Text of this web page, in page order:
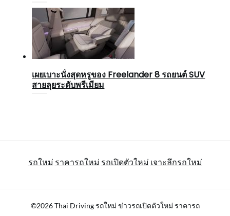
เผยเบาะนั่งสุดหรูของ Freelander 8 รถยนต์ SUV
สายลุยระดับพรีเมียม
รถใหม่ ราคารถใหม่ รถเปิดตัวใหม่ เจาะลึกรถใหม่
©2026 Thai Driving รถใหม่ ข่าวรถเปิดตัวใหม่ ราคารถ